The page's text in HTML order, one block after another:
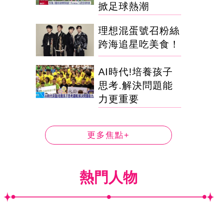
掀足球熱潮
理想混蛋號召粉絲
跨海追星吃美食！
AI時代!培養孩子
思考.解決問題能
力更重要
更多焦點+
熱門人物